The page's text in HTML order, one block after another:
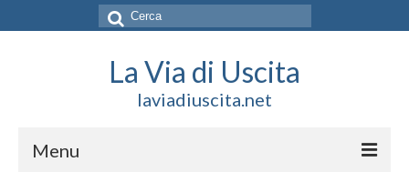
Cerca:
La Via di Uscita
laviadiuscita.net
Menu